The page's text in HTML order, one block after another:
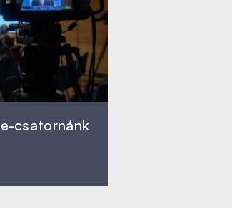
csatornánk